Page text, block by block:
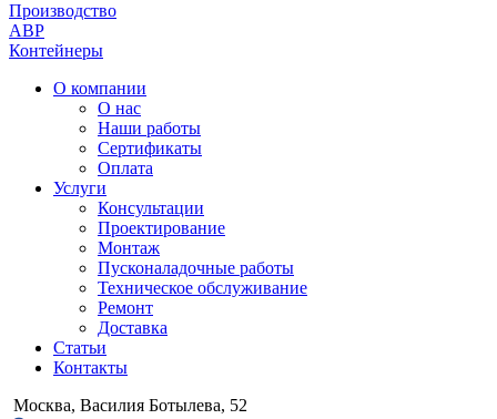
Производство
АВР
Контейнеры
О компании
О нас
Наши работы
Сертификаты
Оплата
Услуги
Консультации
Проектирование
Монтаж
Пусконаладочные работы
Техническое обслуживание
Ремонт
Доставка
Статьи
Контакты
Москва, Василия Ботылева, 52